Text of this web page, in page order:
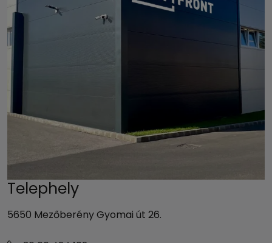
Telephely
5650 Mezőberény Gyomai út 26.